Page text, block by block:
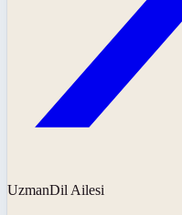
UzmanDil Ailesi